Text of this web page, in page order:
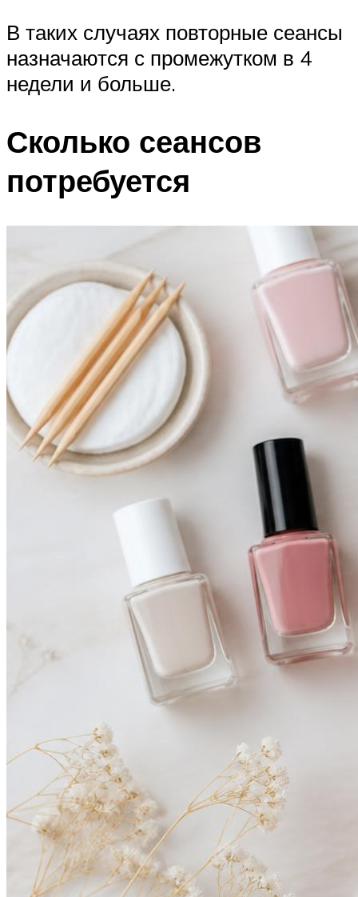
В таких случаях повторные сеансы
назначаются с промежутком в 4
недели и больше.
Сколько сеансов
потребуется